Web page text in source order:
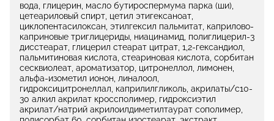
вода, глицерин, масло бутироспермума парка (ши),
цетеариловый спирт, цетил этигексаноат,
циклопентасилоксан, этилгексил пальмитат, каприлово-
каприновые триглицериды, ниацинамид, полиглицерил-3
дисстеарат, глицерил стеарат цитрат, 1,2-гександиол,
пальмитиновая кислота, стеариновая кислота, сорбитан
сесквиолеат, ароматизатор, цитронеллол, лимонен,
альфа-изометил ионон, линалоол,
гидроксицитронеллал, каприлилгликоль, акрилаты/с10-
30 алкил акрилат кроссполимер, гидроксиэтил
акрилат/натрий акрилоилдиметилтаурат сополимер,